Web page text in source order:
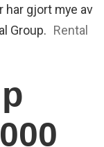
har gjort mye av
Group. Rental